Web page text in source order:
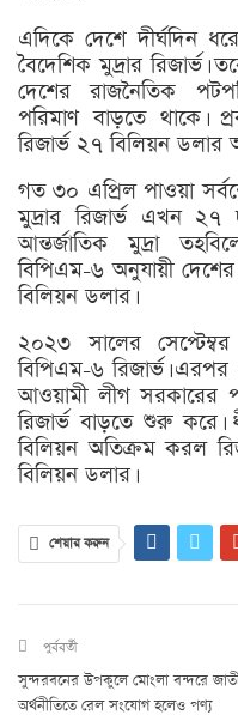
এদিকে দেশে দীর্ঘদিন
বৈদেশিক মুদ্রার রিজার্ভ।
দেশের রাজনৈতিক
পরিমাণ বাড়তে থাকে।
রিজার্ভ ২৭ বিলিয়ন ডলার
গত ৩০ এপ্রিল পাওয়া
মুদ্রার রিজার্ভ এখন
আন্তর্জাতিক মুদ্রা
বিপিএম-৬ অনুযায়ী
বিলিয়ন ডলার।
২০২৩ সালের
বিপিএম-৬ রিজার্ভ। এরপর
আওয়ামী লীগ সরকারের
রিজার্ভ বাড়তে শুরু
বিলিয়ন অতিক্রম করল
বিলিয়ন ডলার।
শেয়ার করুন
পুর্ববর্তী
সুন্দরবনের উপকুলে মোংলা বন্দরে
অর্থনীতিতে রেল সংযোগ হলেও পণ্য